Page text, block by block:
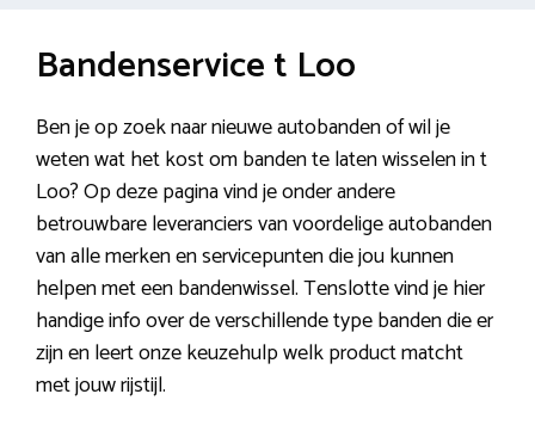
Bandenservice t Loo
Ben je op zoek naar nieuwe autobanden of wil je
weten wat het kost om banden te laten wisselen in t
Loo? Op deze pagina vind je onder andere
betrouwbare leveranciers van voordelige autobanden
van alle merken en servicepunten die jou kunnen
helpen met een bandenwissel. Tenslotte vind je hier
handige info over de verschillende type banden die er
zijn en leert onze keuzehulp welk product matcht
met jouw rijstijl.